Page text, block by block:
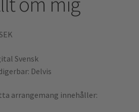
Svensk
Delvis
arrangemang innehåller: